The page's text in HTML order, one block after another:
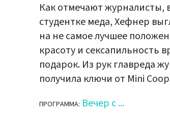
Как отмечают журналисты,
студентке меда, Хефнер
на не самое лучшее
красоту и сексапильность
подарок. Из рук главреда
получила ключи от Mini
ПРОГРАММА: Вечер с ...